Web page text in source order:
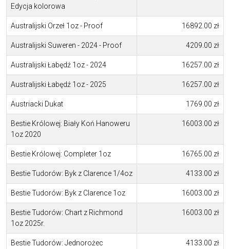
Edycja kolorowa
Australijski Orzeł 1oz - Proof 16892.00 zł
Australijski Suweren - 2024 - Proof 4209.00 zł
Australijski Łabędź 1oz - 2024 16257.00 zł
Australijski Łabędź 1oz - 2025 16257.00 zł
Austriacki Dukat 1769.00 zł
Bestie Królowej: Biały Koń Hanoweru
1oz 2020
16003.00 zł
Bestie Królowej: Completer 1oz 16765.00 zł
Bestie Tudorów: Byk z Clarence 1/4oz 4133.00 zł
Bestie Tudorów: Byk z Clarence 1oz 16003.00 zł
Bestie Tudorów: Chart z Richmond
1oz 2025r.
16003.00 zł
Bestie Tudorów: Jednorożec
4133.00 zł